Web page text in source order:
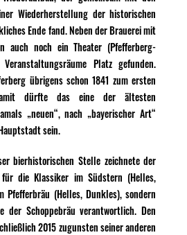
Wiederherstellung der historischen
Ende fand. Neben der Brauerei mit
auch noch ein Theater (Pfefferberg-
Platz gefunden.
übrigens schon 1841 zum ersten
dürfte das eine der ältesten
„neuen“, nach „bayerischer Art“
sein.
bierhistorischen Stelle zeichnete der
die Klassiker im Südstern (Helles,
Pfefferbräu (Helles, Dunkles), sondern
der Schoppebräu verantwortlich. Den
2015 zugunsten seiner anderen